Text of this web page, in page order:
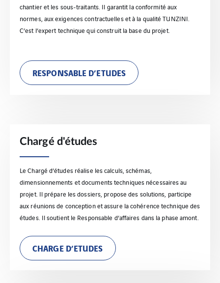
chantier et les sous‑traitants. Il garantit la conformité aux
normes, aux exigences contractuelles et à la qualité TUNZINI.
C’est l’expert technique qui construit la base du projet.
RESPONSABLE D’ETUDES
Chargé d'études
Le Chargé d’études réalise les calculs, schémas,
dimensionnements et documents techniques nécessaires au
projet. Il prépare les dossiers, propose des solutions, participe
aux réunions de conception et assure la cohérence technique des
études. Il soutient le Responsable d’affaires dans la phase amont.
CHARGE D’ETUDES